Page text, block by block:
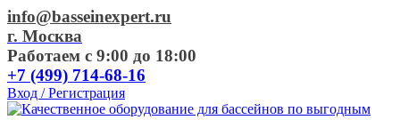
info@basseinexpert.ru
г. Москва
Работаем с 9:00 до 18:00
+7 (499) 714-68-16
Вход / Регистрация